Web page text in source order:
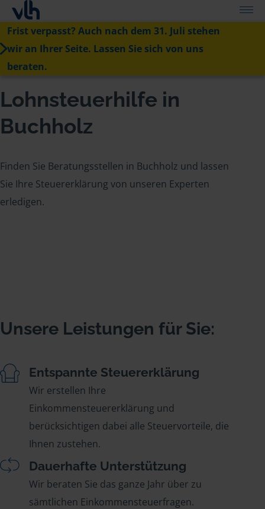
Frist verpasst? Auch nach dem 31. Juli stehen
wir an Ihrer Seite. Lassen Sie sich von uns
beraten.
Lohnsteuerhilfe in
Buchholz
Finden Sie Beratungsstellen in Buchholz und lassen
Sie Ihre Steuererklärung von unseren Experten
erledigen.
Unsere Leistungen für Sie:
Entspannte Steuererklärung
Wir erstellen Ihre
Einkommensteuererklärung und
berücksichtigen dabei alle Steuervorteile, die
Ihnen zustehen.
Dauerhafte Unterstützung
Wir beraten Sie das ganze Jahr über zu
sämtlichen Einkommensteuerfragen.